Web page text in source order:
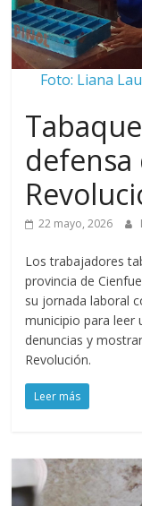
Foto: Liana
defensa
22 mayo, 2026
Los trabajadores
provincia de
su jornada laboral
municipio para leer
denuncias y
Revolución.
Leer más